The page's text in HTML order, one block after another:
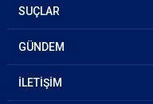
SUÇLAR
GÜNDEM
İLETİŞİM